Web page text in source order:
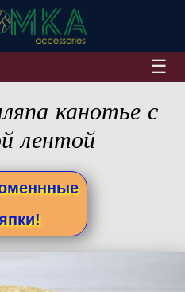
канотье с
лентой